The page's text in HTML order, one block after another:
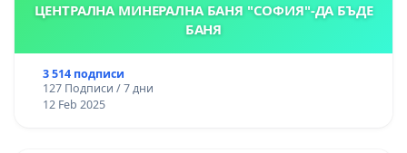
ЦЕНТРАЛНА МИНЕРАЛНА БАНЯ "СОФИЯ"-ДА БЪДЕ
БАНЯ
3 514 подписи
127 Подписи / 7 дни
12 Feb 2025